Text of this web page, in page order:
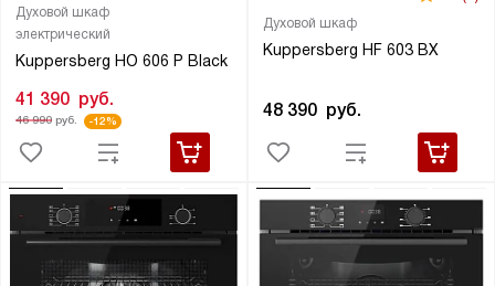
Духовой шкаф
электрический
Kuppersberg HO 606 P Black
41 390 руб.
46 990руб. -12%
Духовой шкаф
Kuppersberg HF 603 BX
48 390 руб.